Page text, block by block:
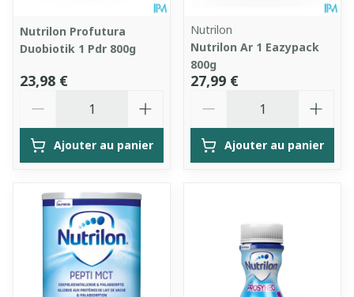
Nutrilon Profutura
Duobiotik 1 Pdr 800g
23,98 €
Ajouter au panier
Nutrilon
Nutrilon Ar 1 Eazypack
800g
27,99 €
Ajouter au panier